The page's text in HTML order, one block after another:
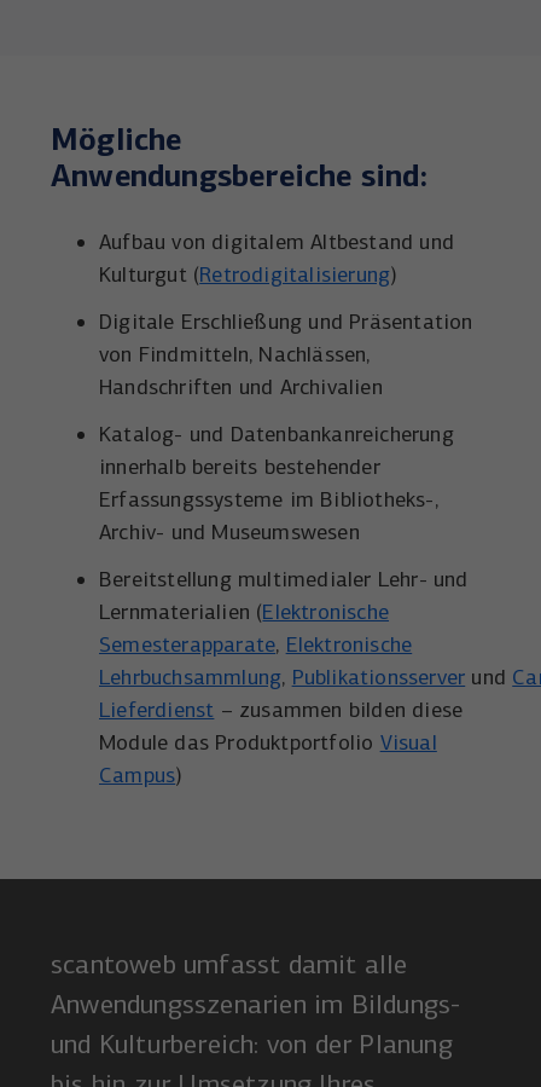
Mögliche
Anwendungsbereiche sind:
Aufbau von digitalem Altbestand und
Kulturgut (Retrodigitalisierung)
Digitale Erschließung und Präsentation
von Findmitteln, Nachlässen,
Handschriften und Archivalien
Katalog- und Datenbankanreicherung
innerhalb bereits bestehender
Erfassungssysteme im Bibliotheks-,
Archiv- und Museumswesen
Bereitstellung multimedialer Lehr- und
Lernmaterialien (Elektronische
Semesterapparate, Elektronische
Lehrbuchsammlung, Publikationsserver und
Lieferdienst – zusammen bilden diese
Module das Produktportfolio Visual
Campus)
scantoweb umfasst damit alle
Anwendungsszenarien im Bildungs-
und Kulturbereich: von der Planung